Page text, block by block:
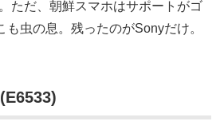
ただ、朝鮮スマホはサポートがゴ
も虫の息。残ったのがSonyだけ。